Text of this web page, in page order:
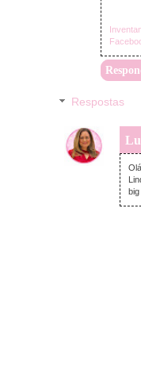
Respostas
big